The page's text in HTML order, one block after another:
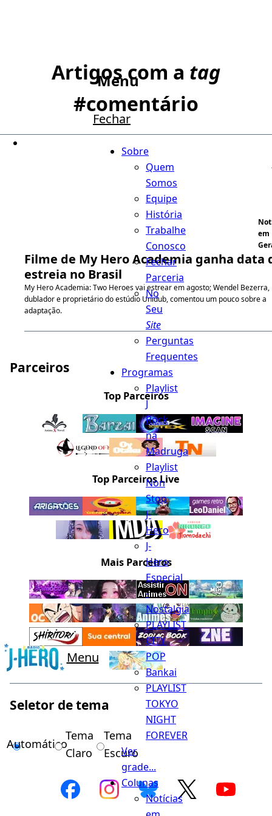
Menu
Menu
Fechar
Sobre
Quem
Somos
Equipe
História
Trabalhe
Conosco
Fechar
Parceria
No
Seu
Site
Perguntas
Frequentes
Programas
Playlist
J
Rock
na
Madruga
Playlist
Non
Stop
J-
Hero
J-
Hero
Especial
-
Nostalgia
PLAYLIST
CITY
POP
Bankai
PLAYLIST
TOKYO
NIGHT
FOREVER
Ver
grade...
Colunas
Notícias
Artigos com a tag
#comentário
em
Filme de My Hero Academia ganha data
estreia no Brasil
My Hero Academia: Two Heroes vai estrear em agosto; Wendel Bezerra,
dublador e proprietário do estúdio Unidub, comentou um pouco sobre a
adaptação.
Parceiros
Top Parceiros
Top Parceiros Live
Mais Parceiros
Seletor de tema
Automático
Tema
Claro
Tema
Escuro